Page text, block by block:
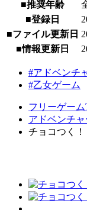
■推奨年齢
■登録日
■ファイル更新日
■情報更新日
#アドベンチ
#乙女ゲーム
フリーゲーム
アドベンチ
チョコつく！